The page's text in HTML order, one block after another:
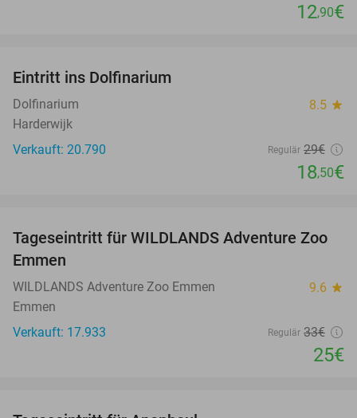
12,90€
Eintritt ins Dolfinarium
Dolfinarium 8.5 star
Harderwijk
Verkauft: 20.790
Regulär 29€
18,50€
24%
Tageseintritt für WILDLANDS Adventure Zoo
Emmen
WILDLANDS Adventure Zoo Emmen 9.6 star
Emmen
Verkauft: 17.933
Regulär 33€
25€